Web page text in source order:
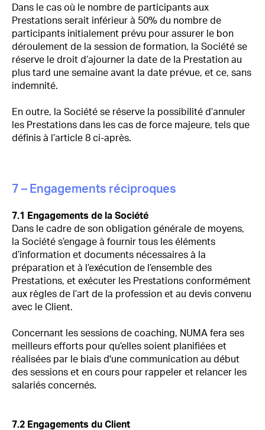
Dans le cas où le nombre de participants aux
Prestations serait inférieur à 50% du nombre de
participants initialement prévu pour assurer le bon
déroulement de la session de formation, la Société se
réserve le droit d’ajourner la date de la Prestation au
plus tard une semaine avant la date prévue, et ce, sans
indemnité.
En outre, la Société se réserve la possibilité d’annuler
les Prestations dans les cas de force majeure, tels que
définis à l’article 8 ci-après.
7 – Engagements réciproques
7.1 Engagements de la Société
Dans le cadre de son obligation générale de moyens,
la Société s’engage à fournir tous les éléments
d’information et documents nécessaires à la
préparation et à l’exécution de l’ensemble des
Prestations, et exécuter les Prestations conformément
aux règles de l’art de la profession et au devis convenu
avec le Client.
Concernant les sessions de coaching, NUMA fera ses
meilleurs efforts pour qu’elles soient planifiées et
réalisées par le biais d'une communication au début
des sessions et en cours pour rappeler et relancer les
salariés concernés.
7.2 Engagements du Client